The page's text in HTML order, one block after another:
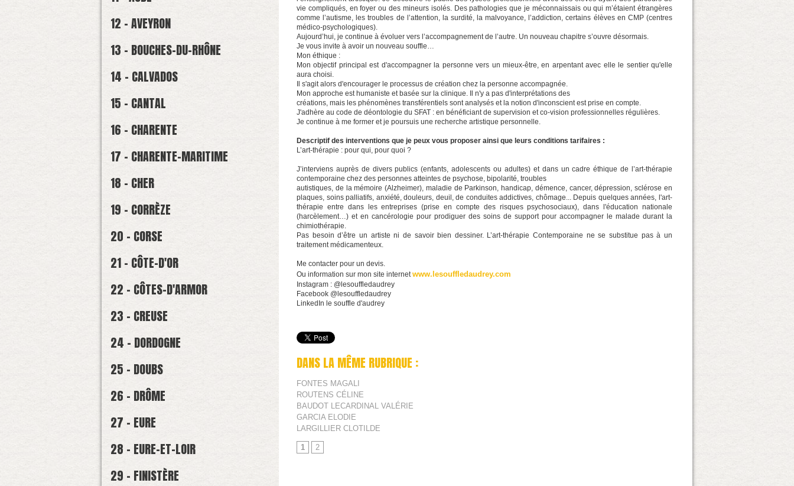
12 - AVEYRON
13 - BOUCHES-DU-RHÔNE
14 - CALVADOS
15 - CANTAL
16 - CHARENTE
17 - CHARENTE-MARITIME
18 - CHER
19 - CORRÈZE
20 - CORSE
21 - CÔTE-D'OR
22 - CÔTES-D'ARMOR
23 - CREUSE
24 - DORDOGNE
25 - DOUBS
26 - DRÔME
27 - EURE
28 - EURE-ET-LOIR
29 - FINISTÈRE
vie compliqués, en foyer ou des mineurs isolés. Des pathologies que je méconnaissais ou qui m’étaient étrangères
comme l’autisme, les troubles de l’attention, la surdité, la malvoyance, l’addiction, certains élèves en CMP (centres
médico-psychologiques).
Aujourd’hui, je continue à évoluer vers l’accompagnement de l’autre. Un nouveau chapitre s’ouvre désormais.
Je vous invite à avoir un nouveau souffle…
Mon éthique :
Mon objectif principal est d'accompagner la personne vers un mieux-être, en arpentant avec elle le sentier qu'elle
aura choisi.
Il s'agit alors d'encourager le processus de création chez la personne accompagnée.
Mon approche est humaniste et basée sur la clinique. Il n'y a pas d'interprétations des
créations, mais les phénomènes transférentiels sont analysés et la notion d'inconscient est prise en compte.
J'adhère au code de déontologie du SFAT : en bénéficiant de supervision et co-vision professionnelles régulières.
Je continue à me former et je poursuis une recherche artistique personnelle.
Descriptif des interventions que je peux vous proposer ainsi que leurs conditions tarifaires :
L’art-thérapie : pour qui, pour quoi ?
J’interviens auprès de divers publics (enfants, adolescents ou adultes) et dans un cadre éthique de l’art-thérapie
contemporaine chez des personnes atteintes de psychose, bipolarité, troubles
autistiques, de la mémoire (Alzheimer), maladie de Parkinson, handicap, démence, cancer, dépression, sclérose en
plaques, soins palliatifs, anxiété, douleurs, deuil, de conduites addictives, chômage... Depuis quelques années, l'art-
thérapie entre dans les entreprises (prise en compte des risques psychosociaux), dans l'éducation nationale
(harcèlement…) et en cancérologie pour prodiguer des soins de support pour accompagner le malade durant la
chimiothérapie.
Pas besoin d’être un artiste ni de savoir bien dessiner. L’art-thérapie Contemporaine ne se substitue pas à un
traitement médicamenteux.
Me contacter pour un devis.
Ou information sur mon site internetwww.lesouffledaudrey.com
Instagram : @lesouffledaudrey
Facebook @lesouffledaudrey
LinkedIn le souffle d'audrey
DANS LA MÊME RUBRIQUE :
FONTES MAGALI
ROUTENS CÉLINE
BAUDOT LECARDINAL VALÉRIE
GARCIA ELODIE
LARGILLIER CLOTILDE
1 2